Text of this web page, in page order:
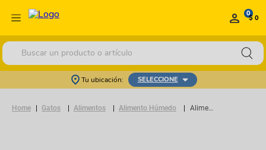
0$ 0
Buscar un producto o artículo
Tu ubicación: SELECCIONE
Gatos Alimentos Alimento Húmedo Alimento Húmedo Gato Fancy Feast Pouch Kiss Atún